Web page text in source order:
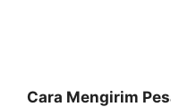
Cara Mengirim